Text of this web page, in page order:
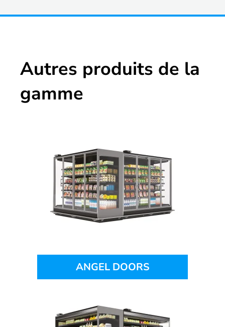
Autres produits de la
gamme
ANGEL DOORS